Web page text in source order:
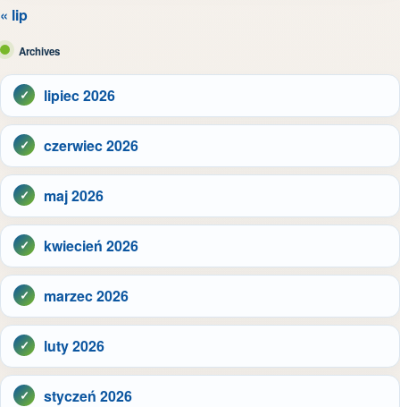
« lip
Archives
lipiec 2026
czerwiec 2026
maj 2026
kwiecień 2026
marzec 2026
luty 2026
styczeń 2026